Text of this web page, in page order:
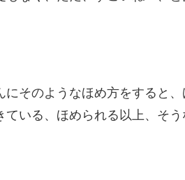
にそのようなほめ方をすると
ている、ほめられる以上、そ